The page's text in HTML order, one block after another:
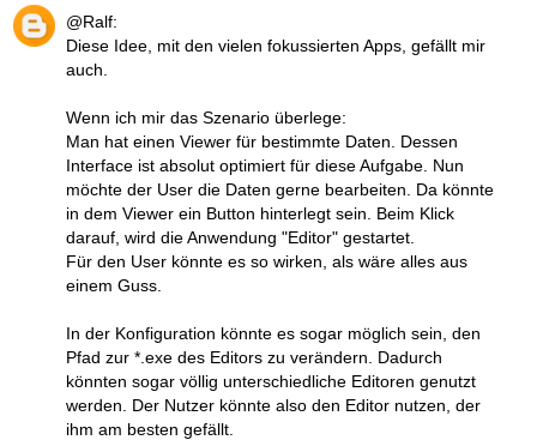
@Ralf:
Diese Idee, mit den vielen fokussierten Apps, gefällt mir
auch.
Wenn ich mir das Szenario überlege:
Man hat einen Viewer für bestimmte Daten. Dessen
Interface ist absolut optimiert für diese Aufgabe. Nun
möchte der User die Daten gerne bearbeiten. Da könnte
in dem Viewer ein Button hinterlegt sein. Beim Klick
darauf, wird die Anwendung "Editor" gestartet.
Für den User könnte es so wirken, als wäre alles aus
einem Guss.
In der Konfiguration könnte es sogar möglich sein, den
Pfad zur *.exe des Editors zu verändern. Dadurch
könnten sogar völlig unterschiedliche Editoren genutzt
werden. Der Nutzer könnte also den Editor nutzen, der
ihm am besten gefällt.